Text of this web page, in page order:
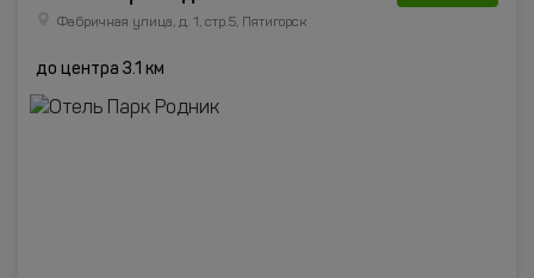
Фабричная улица, д. 1, стр.5, Пятигорск
до центра 3.1 км